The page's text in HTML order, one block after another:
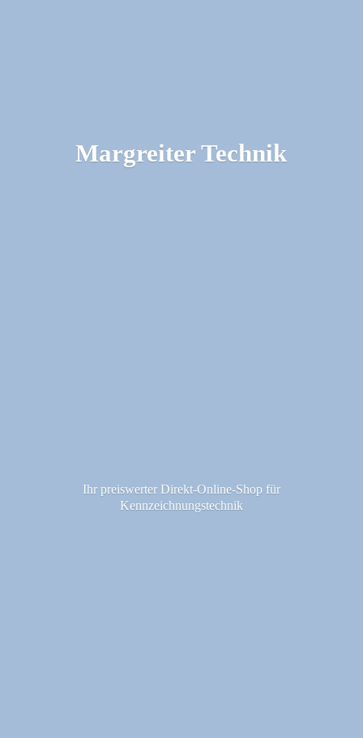
Margreiter Technik
Ihr preiswerter Direkt-Online-Shop für
Kennzeichnungstechnik